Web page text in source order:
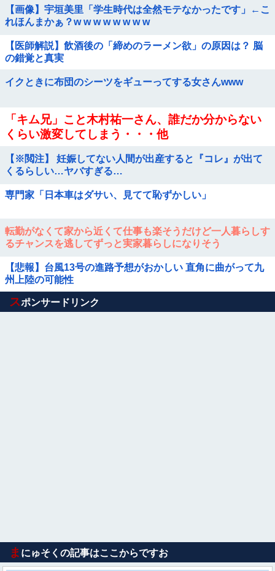
【画像】宇垣美里「学生時代は全然モテなかったです」←こ
れほんまかぁ？w w w w w w w w
【医師解説】飲酒後の「締めのラーメン欲」の原因は？ 脳
の錯覚と真実
イクときに布団のシーツをギューってする女さんwww
「キム兄」こと木村祐一さん、誰だか分からない
くらい激変してしまう・・・他
【※閲注】 妊娠してない人間が出産すると『コレ』が出て
くるらしい…ヤバすぎる…
専門家「日本車はダサい、見てて恥ずかしい」
転勤がなくて家から近くて仕事も楽そうだけど一人暮らしす
るチャンスを逃してずっと実家暮らしになりそう
【悲報】台風13号の進路予想がおかしい 直角に曲がって九
州上陸の可能性
Powered by livedoor 相互RSS
スポンサードリンク
ま にゅそくの記事はここからですお